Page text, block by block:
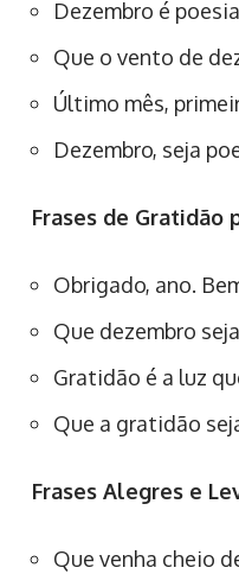
Dezembro é
Que o vento de
Último mês,
Dezembro, seja
Frases de Gratidão
Obrigado, ano.
Que dezembro
Gratidão é a luz
Que a gratidão
Frases Alegres e
Que venha cheio